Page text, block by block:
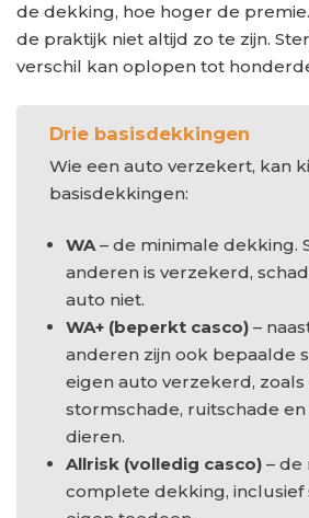
de dekking, hoe hoger de
de praktijk niet altijd zo te zijn.
verschil kan oplopen tot
Drie basisdekkingen
Wie een auto verzekert, kan
basisdekkingen:
WA– de minimale dekking.
anderen is verzekerd,
auto niet.
WA+ (beperkt casco) –
anderen zijn ook bepaalde
eigen auto verzekerd, zoals
stormschade, ruitschade
dieren.
Allrisk (volledig casco) – de
complete dekking, inclusief